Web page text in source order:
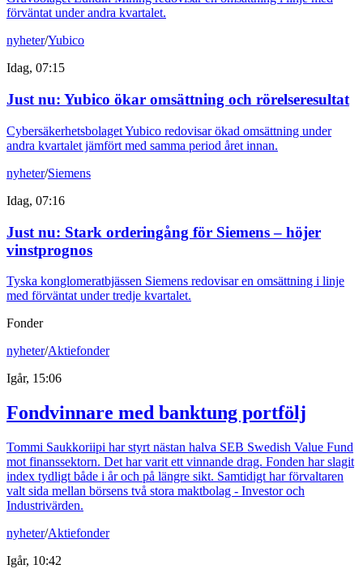
förväntat under andra kvartalet.
nyheter/Yubico
Idag, 07:15
Just nu: Yubico ökar omsättning och rörelseresultat
Cybersäkerhetsbolaget Yubico redovisar ökad omsättning under
andra kvartalet jämfört med samma period året innan.
nyheter/Siemens
Idag, 07:16
Just nu: Stark orderingång för Siemens – höjer
vinstprognos
Tyska konglomeratbjässen Siemens redovisar en omsättning i linje
med förväntat under tredje kvartalet.
Fonder
nyheter/Aktiefonder
Igår, 15:06
Fondvinnare med banktung portfölj
Tommi Saukkoriipi har styrt nästan halva SEB Swedish Value Fund
mot finanssektorn. Det har varit ett vinnande drag. Fonden har slagit
index tydligt både i år och på längre sikt. Samtidigt har förvaltaren
valt sida mellan börsens två stora maktbolag - Investor och
Industrivärden.
nyheter/Aktiefonder
Igår, 10:42